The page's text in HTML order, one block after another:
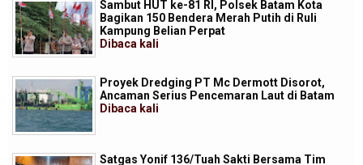
Sambut HUT ke-81 RI, Polsek Batam Kota
Bagikan 150 Bendera Merah Putih di Ruli
Kampung Belian Perpat
Dibaca kali
Proyek Dredging PT Mc Dermott Disorot,
Ancaman Serius Pencemaran Laut di Batam
Dibaca kali
Satgas Yonif 136/Tuah Sakti Bersama Tim